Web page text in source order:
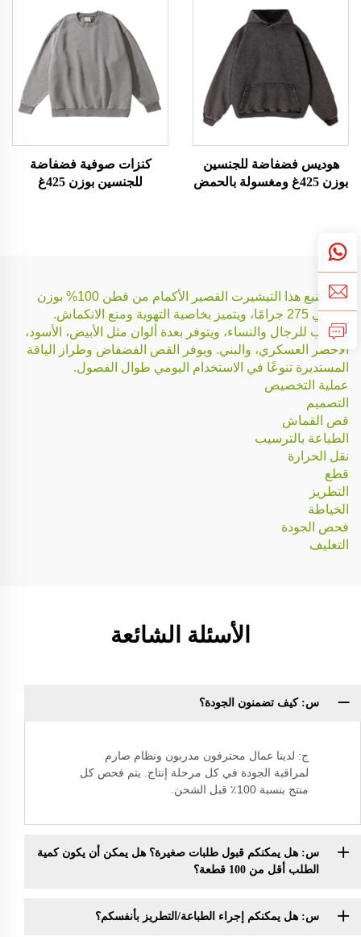
هوديس فضفاضة للجنسين
بوزن 425غ ومغسولة بالحمض
كنزات صوفية فضفاضة
للجنسين بوزن 425غ
تم تصنيع هذا التيشيرت القصير الأكمام من قطن 100% بوزن
نسيجي 275 جرامًا، ويتميز بخاصية التهوية ومنع الانكماش.
مناسب للرجال والنساء، ويتوفر بعدة ألوان مثل الأبيض، الأسود،
الأخضر العسكري، والبني. ويوفر القص الفضفاض وطراز الياقة
المستديرة تنوعًا في الاستخدام اليومي طوال الفصول.
عملية التخصيص
التصميم
قص القماش
الطباعة بالترسيب
نقل الحرارة
قطع
التطريز
الخياطة
فحص الجودة
التغليف
الأسئلة الشائعة
س: كيف تضمنون الجودة؟
ج: لدينا عمال محترفون مدربون ونظام صارم
لمراقبة الجودة في كل مرحلة إنتاج. يتم فحص كل
منتج بنسبة 100٪ قبل الشحن.
س: هل يمكنكم قبول طلبات صغيرة؟ هل يمكن أن يكون كمية
الطلب أقل من 100 قطعة؟
س: هل يمكنكم إجراء الطباعة/التطريز بأنفسكم؟